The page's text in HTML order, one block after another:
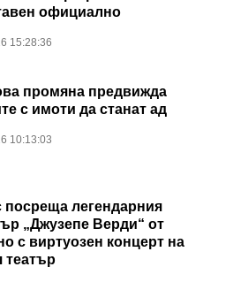
официално
15:28:36
промяна предвижда
с имоти да станат ад
10:13:03
посреща легендарния
„Джузепе Верди“ от
с виртуозен концерт на
театър